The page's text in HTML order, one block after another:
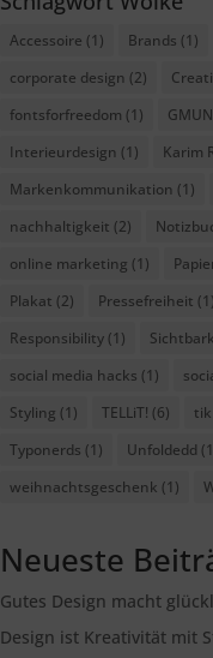
Accessoire (1) Brands (1)
corporate design (2)
fontsforfreedom (1)
Interieurdesign (1) Karim
Markenkommunikation (1)
nachhaltigkeit (2)
online marketing (1)
Plakat (2) Pressefreiheit (1)
Responsibility (1)
social media hacks (1)
Styling (1) TELLiT! (6)
Typonerds (1) Unfoldedd
weihnachtsgeschenk (1)
Neueste
Gutes Design macht
Design ist Kreativität mit